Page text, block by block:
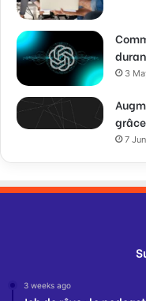
3
7
3 weeks ago